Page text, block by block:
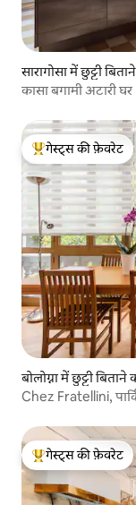
सारागोसा में छुट्टी
कासा बगामी अटारी घर
गेस्ट्स का टॉप फ़ेवरेट
गेस्ट्स की फ़ेवरेट
बोलोग्ना में छुट्टी बिताने
Chez Fratellini,
गेस्ट्स का टॉप फ़ेवरेट
गेस्ट्स की फ़ेवरेट